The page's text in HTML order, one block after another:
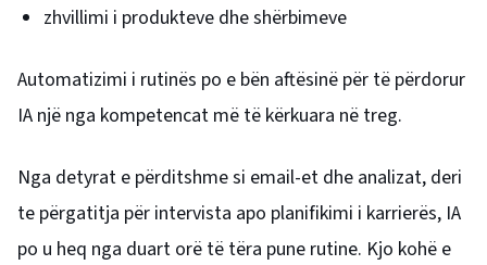
zhvillimi i produkteve dhe shërbimeve
Automatizimi i rutinës po e bën aftësinë për të përdorur
IA një nga kompetencat më të kërkuara në treg.
Nga detyrat e përditshme si email-et dhe analizat, deri
te përgatitja për intervista apo planifikimi i karrierës, IA
po u heq nga duart orë të tëra pune rutine. Kjo kohë e